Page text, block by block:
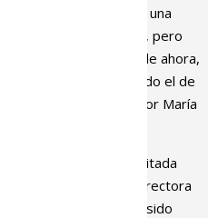
periodistas y autor de una
en la UPV/EHU, pero
Periodismo. A partir de ahora,
ha sido y sigue siendo el de
estará dirigido por María
está acreditada
transferencia. Es directora
competitivos, y ha sido